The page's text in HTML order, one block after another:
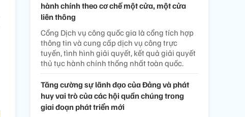
hành chính theo cơ chế một cửa, một cửa
liên thông
Cổng Dịch vụ công quốc gia là cổng tích hợp
thông tin và cung cấp dịch vụ công trực
tuyến, tình hình giải quyết, kết quả giải quyết
thủ tục hành chính thống nhất toàn quốc.
Tăng cường sự lãnh đạo của Đảng và phát
huy vai trò của các hội quần chúng trong
giai đoạn phát triển mới